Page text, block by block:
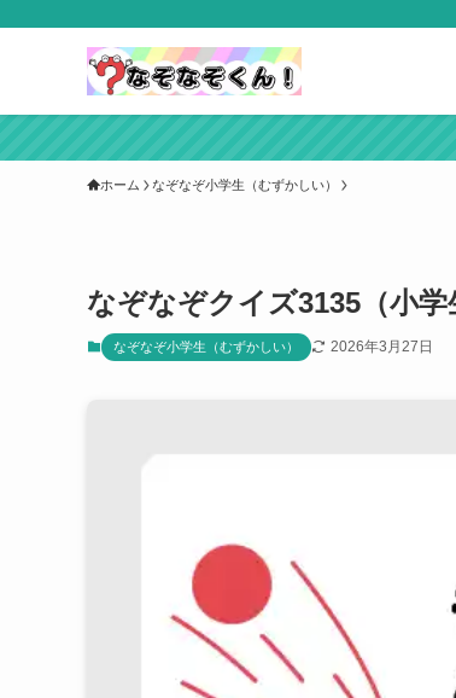
ホーム なぞなぞ小学生（むずかしい）
なぞなぞクイズ3135（小学
なぞなぞ小学生（むずかしい） 2026年3月27日